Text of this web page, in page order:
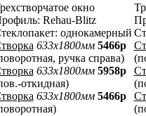
окно
Rehau-Blitz
однокамерный
633x1800мм 5466р
ручка справа)
633x1800мм 5958р
откидная)
633x1800мм 5466р